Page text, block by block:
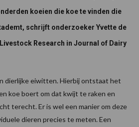
koeien die koe te vinden die
schrijft onderzoeker Yvette de
Research in Journal of Dairy
dierlijke eiwitten. Hierbij ontstaat het
koe boert om dat kwijt te raken en
terecht. Er is wel een manier om deze
dieren precies te meten. Een